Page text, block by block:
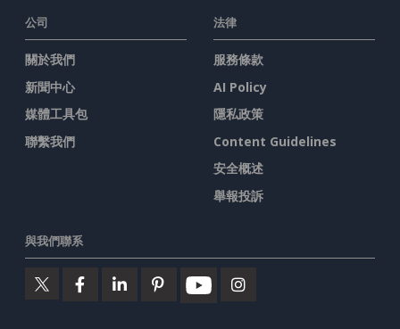
公司
關於我們
新聞中心
媒體工具包
聯繫我們
法律
服務條款
AI Policy
隱私政策
Content Guidelines
安全概述
舉報投訴
與我們聯系